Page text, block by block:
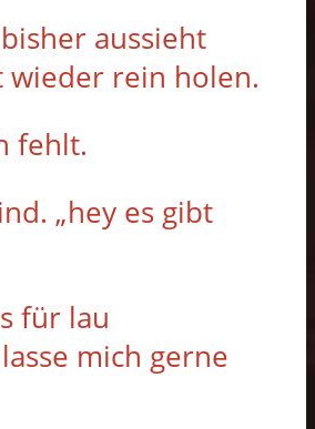
aussieht
wieder rein holen.
fehlt.
„hey es gibt
für lau
mich gerne